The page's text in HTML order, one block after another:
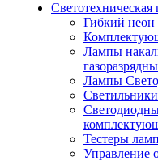
Светотехническая
Гибкий
Лампы
Лампы
Светильники
Тестеры ламп
Управление